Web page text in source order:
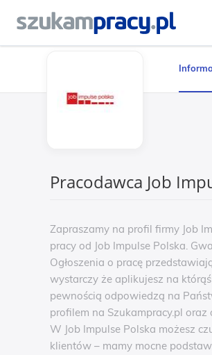
Pracodawca Job
Zapraszamy na profil firmy Job
pracy od Job Impulse Polska.
Ogłoszenia o pracę
wystarczy że aplikujesz na
pewnością odpowiedzą na
profilem na Szukampracy.pl oraz
W Job Impulse Polska możesz
klientów – mamy mocne